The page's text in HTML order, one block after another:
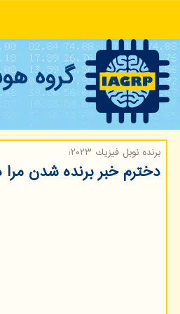
گروه
برنده نوبل فیزیك ۲۰۲۳:
دخترم خبر برنده شدن